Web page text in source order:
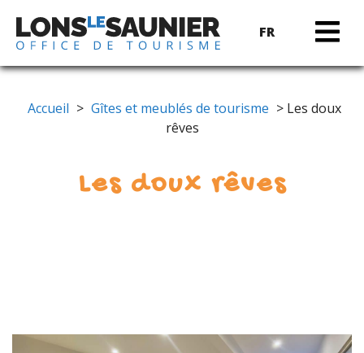
FR
Accueil > Gîtes et meublés de tourisme > Les doux
rêves
Les doux rêves